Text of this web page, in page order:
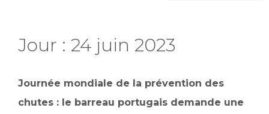
Jour : 24 juin 2023
Journée mondiale de la prévention des
chutes : le barreau portugais demande une